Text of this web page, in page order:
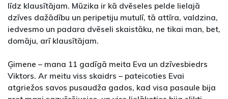
līdz klausītājam. Mūzika ir kā dvēseles pelde lielajā
dzīves dažādību un peripetiju mutulī, tā attīra, valdzina,
iedvesmo un padara dvēseli skaistāku, ne tikai man, bet,
domāju, arī klausītājam.
Ģimene – mana 11 gadīgā meita Eva un dzīvesbiedrs
Viktors. Ar meitu viss skaidrs – pateicoties Evai
atgriežos savos pusaudža gados, kad visa pasaule bija